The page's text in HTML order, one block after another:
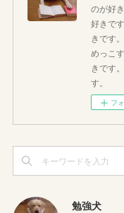
のが好
好きで
きです
めっこ
きです
す。
フ
勉強犬